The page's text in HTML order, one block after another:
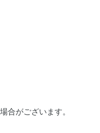
合がございます。